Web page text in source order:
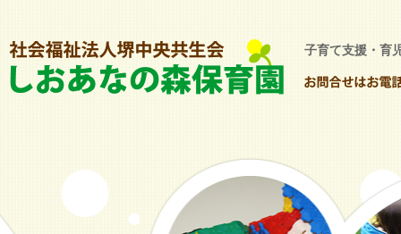
子育て支援・育